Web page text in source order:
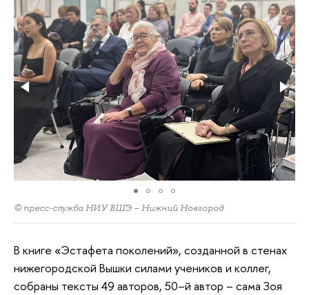
© пресс-служба НИУ ВШЭ – Нижний Новгород
В книге «Эстафета поколений», созданной в стенах
нижегородской Вышки силами учеников и коллег,
собраны тексты 49 авторов, 50–й автор – сама Зоя